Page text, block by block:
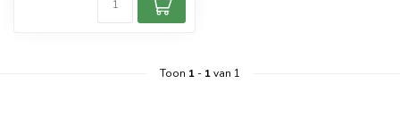
Toon 1- 1van 1